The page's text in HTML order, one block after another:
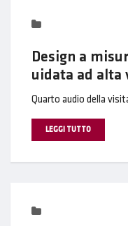
Design a
uidata ad alta
Quarto audio della
LEGGI TUTTO